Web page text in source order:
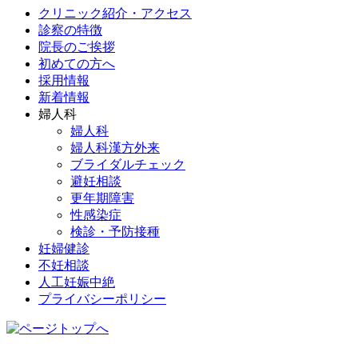
クリニック紹介・アクセス
診察の特徴
院長のご挨拶
初めての方へ
採用情報
新着情報
婦人科
婦人科
婦人科漢方外来
ブライダルチェック
避妊相談
更年期障害
性感染症
検診・予防接種
妊婦健診
不妊相談
人工妊娠中絶
プライバシーポリシー